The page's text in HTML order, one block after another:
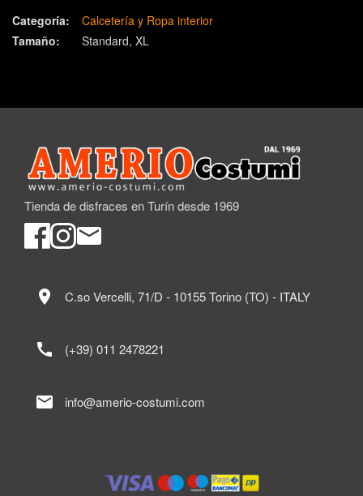
Categoría:
Calcetería y Ropa interior
Tamaño:
Standard XL
Tienda de disfraces en Turín desde 1969
location_on C.so Vercelli, 71/D - 10155 Torino (TO) - ITALY
call (+39) 011 2478221
mail info@amerio-costumi.com